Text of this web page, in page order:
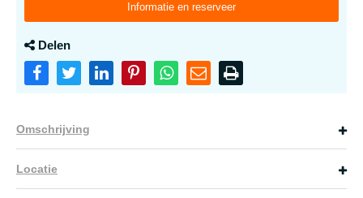
Informatie en reserveer
Delen
Omschrijving
Locatie